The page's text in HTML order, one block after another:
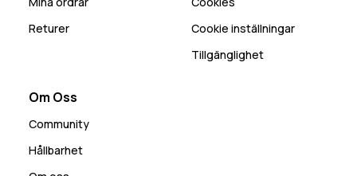
Returer
Cookie inställningar
Tillgänglighet
Om Oss
Community
Hållbarhet